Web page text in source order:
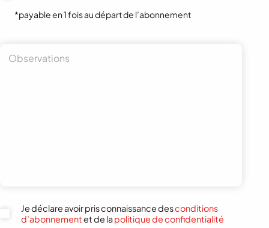
*payable en 1 fois au départ de l’abonnement
Je déclare avoir pris connaissance desconditions
d’abonnementet de lapolitique de confidentialité